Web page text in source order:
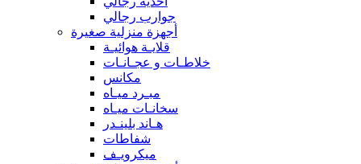
جوارب رجالي
أجهزة منزلية صغيرة
قلايـة هوائيـة
خلاطـات و عجـانـات
مكانس
مبـرد ميـاه
سخانـات ميـاه
هـاند بلينـدر
شفاطات
ميكرويـف